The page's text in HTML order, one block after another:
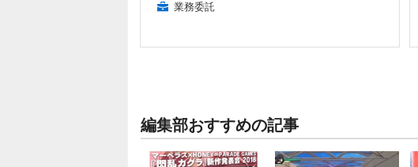
業務委託
編集部おすすめの記事